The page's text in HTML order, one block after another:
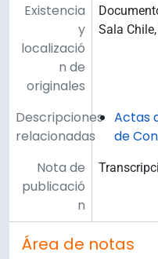
Existencia
y
localizació
n de
originales
Sala
Descripciones
relacionadas
Actas
de
Nota de
publicació
n
Área de notas